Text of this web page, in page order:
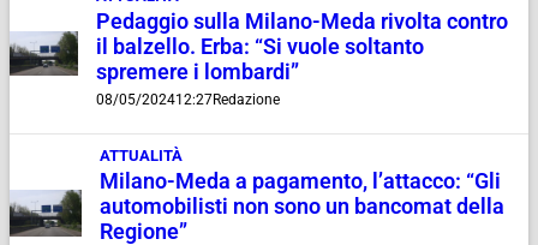
Pedaggio sulla Milano-Meda rivolta contro
il balzello. Erba: “Si vuole soltanto
spremere i lombardi”
08/05/202412:27Redazione
ATTUALITÀ
Milano-Meda a pagamento, l’attacco: “Gli
automobilisti non sono un bancomat della
Regione”